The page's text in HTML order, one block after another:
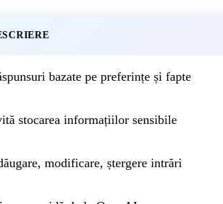
bazate pe preferințe și fapte
stocarea informațiilor sensibile
modificare, ștergere intrări